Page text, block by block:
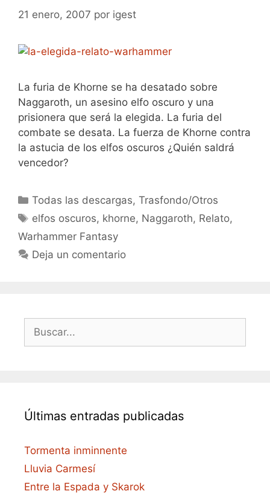
21 enero, 2007 por igest
La furia de Khorne se ha desatado sobre
Naggaroth, un asesino elfo oscuro y una
prisionera que será la elegida. La furia del
combate se desata. La fuerza de Khorne contra
la astucia de los elfos oscuros ¿Quién saldrá
vencedor?
Categorías
Todas las descargas,Trasfondo/Otros
Etiquetas
elfos oscuros, khorne, Naggaroth, Relato,
Warhammer Fantasy
Deja un comentario
Últimas entradas publicadas
Tormenta inminnente
Lluvia Carmesí
Entre la Espada y Skarok